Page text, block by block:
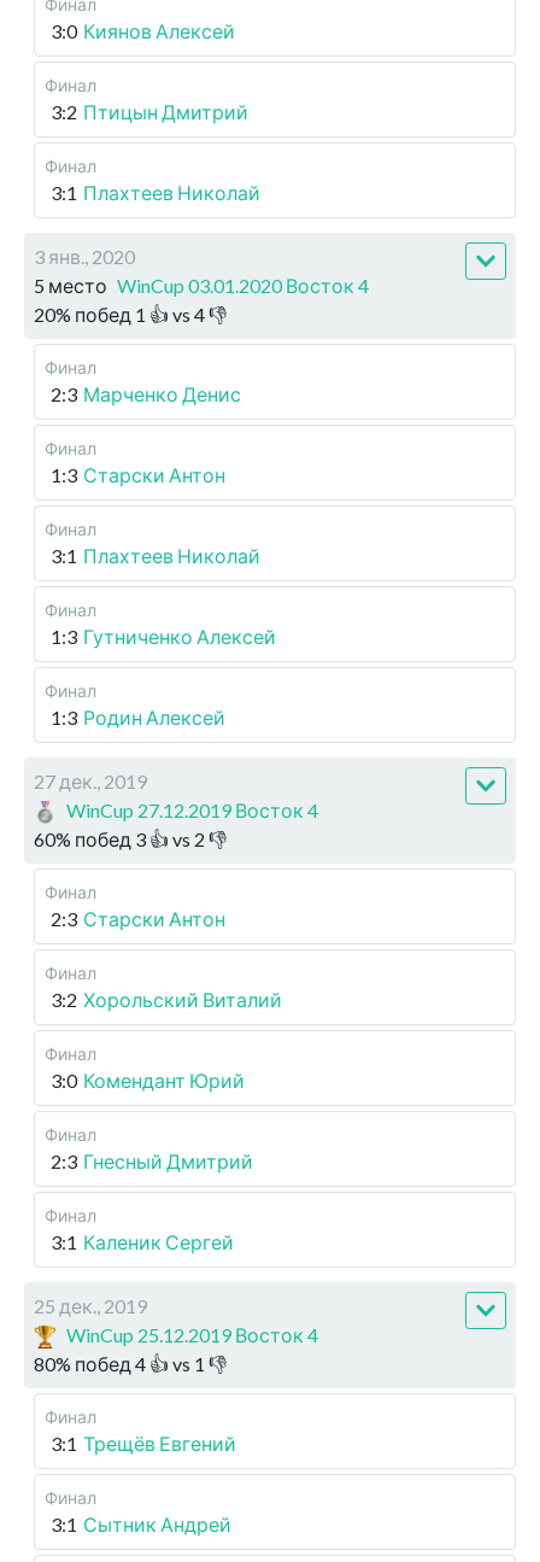
3:0 Киянов Алексей
Финал
3:2 Птицын Дмитрий
Финал
3:1 Плахтеев Николай
3 янв., 2020
5 место WinCup 03.01.2020 Восток 4
20% побед 1 👍 vs 4👎
Финал
2:3 Марченко Денис
Финал
1:3 Старски Антон
Финал
3:1 Плахтеев Николай
Финал
1:3 Гутниченко Алексей
Финал
1:3 Родин Алексей
27 дек., 2019
WinCup 27.12.2019 Восток 4
60% побед 3 👍 vs 2 👎
Финал
2:3 Старски Антон
Финал
3:2 Хорольский Виталий
Финал
3:0 Комендант Юрий
Финал
2:3 Гнесный Дмитрий
Финал
3:1 Каленик Сергей
25 дек., 2019
WinCup 25.12.2019 Восток 4
80% побед 4 👍 vs 1 👎
Финал
3:1 Трещёв Евгений
Финал
3:1 Сытник Андрей